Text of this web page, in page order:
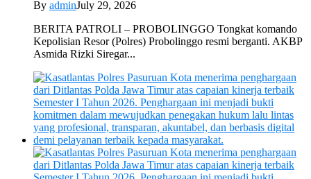
By adminJuly 29, 2026
BERITA PATROLI – PROBOLINGGO Tongkat komando
Kepolisian Resor (Polres) Probolinggo resmi berganti. AKBP
Asmida Rizki Siregar...